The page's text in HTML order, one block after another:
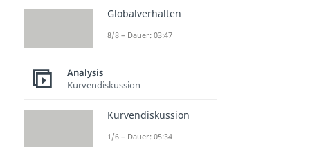
Globalverhalten
8/8 – Dauer: 03:47
Analysis
Kurvendiskussion
Kurvendiskussion
1/6 – Dauer: 05:34